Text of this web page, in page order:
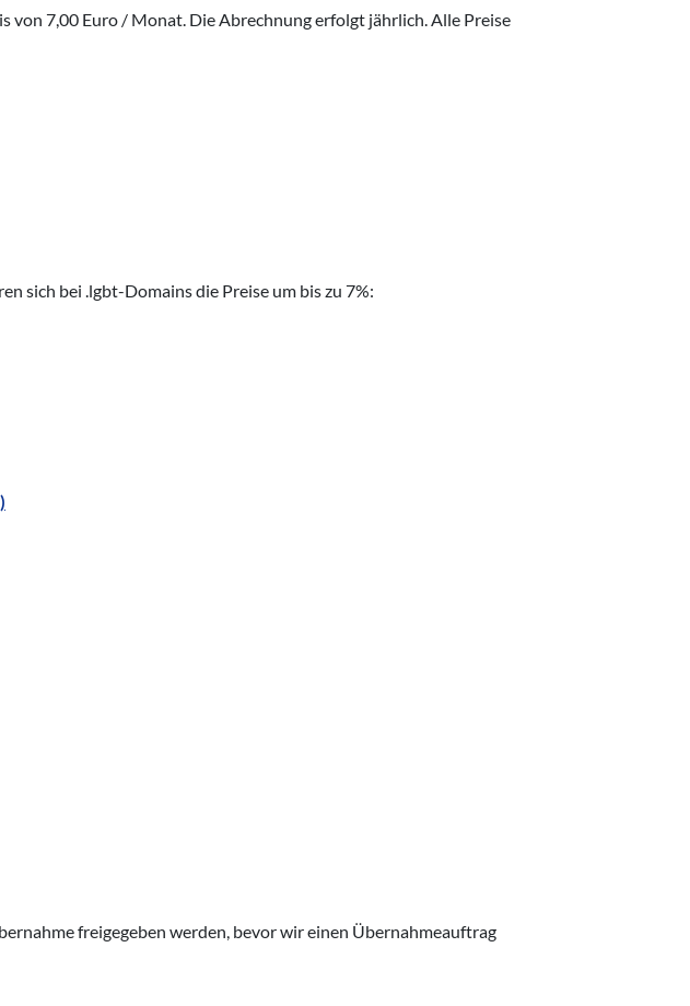
von 7,00 Euro / Monat. Die Abrechnung erfolgt jährlich. Alle Preise
sich bei .lgbt-Domains die Preise um bis zu 7%:
freigegeben werden, bevor wir einen Übernahmeauftrag